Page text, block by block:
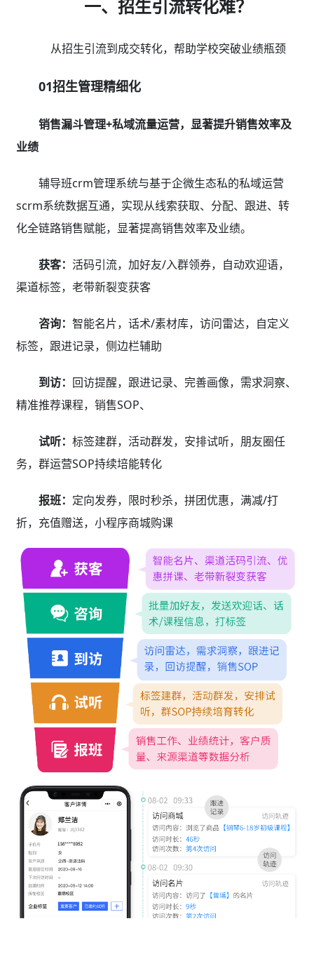
一、招生引流转化难？
从招生引流到成交转化，帮助学校突破业绩瓶颈
01招生管理精细化
销售漏斗管理+私域流量运营，显著提升销售效率及
业绩
辅导班crm管理系统与基于企微生态私的私域运营
scrm系统数据互通，实现从线索获取、分配、跟进、转
化全链路销售赋能，显著提高销售效率及业绩。
获客： 活码引流，加好友/入群领券，自动欢迎语，
渠道标签，老带新裂变获客
咨询： 智能名片，话术/素材库，访问雷达，自定义
标签，跟进记录，侧边栏辅助
到访： 回访提醒，跟进记录、完善画像，需求洞察、
精准推荐课程，销售SOP、
试听： 标签建群，活动群发，安排试听，朋友圈任
务，群运营SOP持续培能转化
报班： 定向发券，限时秒杀，拼团优惠，满减/打
折，充值赠送，小程序商城购课